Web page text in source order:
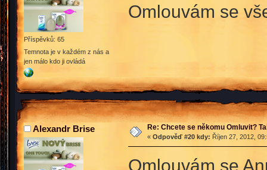
Příspěvků: 65
Temnota je v každém z nás a
jen málo kdo ji ovládá
Omlouvám se
Alexandr Brise Re: Chcete se někomu Omluvit?
« Odpověď #20 kdy: Říjen 27, 2012,
Omlouvám se